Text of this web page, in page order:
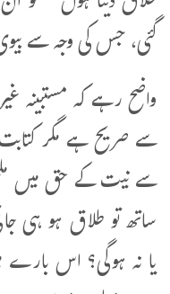
گئی، جس کی وجہ سے
واضح رہے کہ مستبینہ
سے صریح ہے مگر
سے نیت کے حق میں
ساتھ تو طلاق ہو ہی
یا نہ ہوگی؟ اس بارے